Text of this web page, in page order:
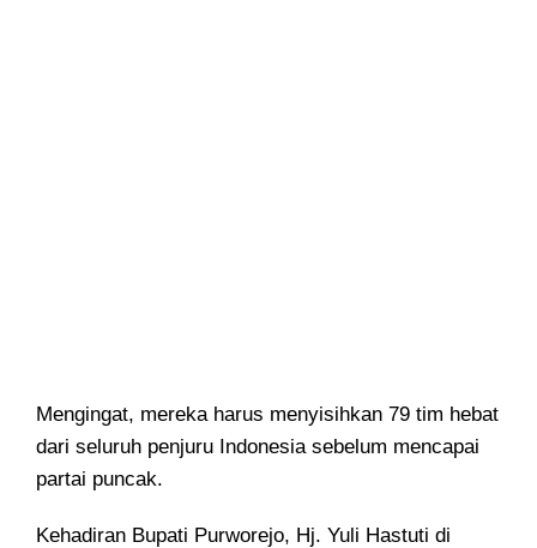
Mengingat, mereka harus menyisihkan 79 tim hebat
dari seluruh penjuru Indonesia sebelum mencapai
partai puncak.
Kehadiran Bupati Purworejo, Hj. Yuli Hastuti di